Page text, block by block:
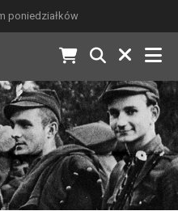
poniedziałków